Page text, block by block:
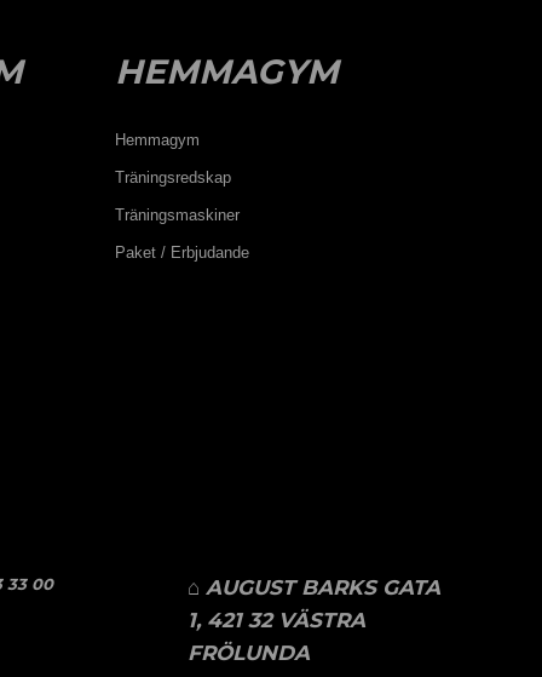
HEMMAGYM
Hemmagym
Träningsredskap
Träningsmaskiner
Paket / Erbjudande
33 00
⌂ AUGUST BARKS GATA
1, 421 32 VÄSTRA
FRÖLUNDA